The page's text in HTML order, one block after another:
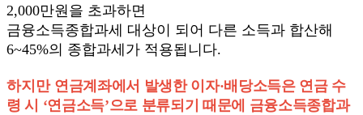
2,000만원을 초과하면
금융소득종합과세 대상이 되어 다른 소득과 합산해
6~45%의 종합과세가 적용됩니다.
하지만 연금계좌에서 발생한 이자·배당소득은 연금 수
령 시 ‘연금소득’으로 분류되기 때문에 금융소득종합과